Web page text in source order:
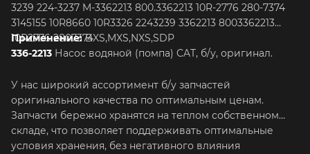
3239 224-3237 M-3362213 800.3362213 10R-2776 280-7374
3145155 10R8660 10R3326 2243239 3362213 8003362213
10R2776 2807374
336-2213 Насос водяной (помпа) CAT, б/у, оригинал.
Применение:BXS,MXS,NXS,SDP
У нас широкий ассортимент б/у запчастей
оригинального качества по оптимальным ценам.
Запчасти бережно хранятся на теплом собственном
складе, что позволяет поддерживать оптимальные
условия хранения, без негативного влияния